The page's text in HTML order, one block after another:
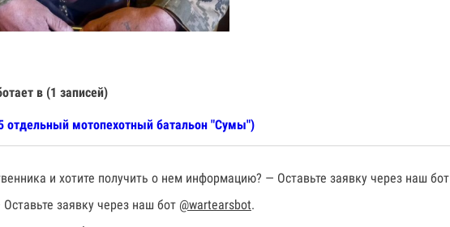
в (1 записей)
отдельный мотопехотный батальон "Сумы")
и хотите получить о нем информацию? — Оставьте заявку через наш бот
заявку через наш бот @wartearsbot.